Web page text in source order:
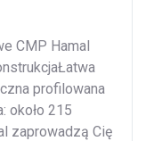
CMP Hamal
profilowana
około 215
zaprowadzą Cię